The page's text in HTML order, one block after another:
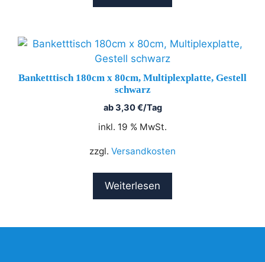
Banketttisch 180cm x 80cm, Multiplexplatte, Gestell
schwarz
ab3,30€/Tag
inkl. 19 % MwSt.
zzgl. Versandkosten
Weiterlesen